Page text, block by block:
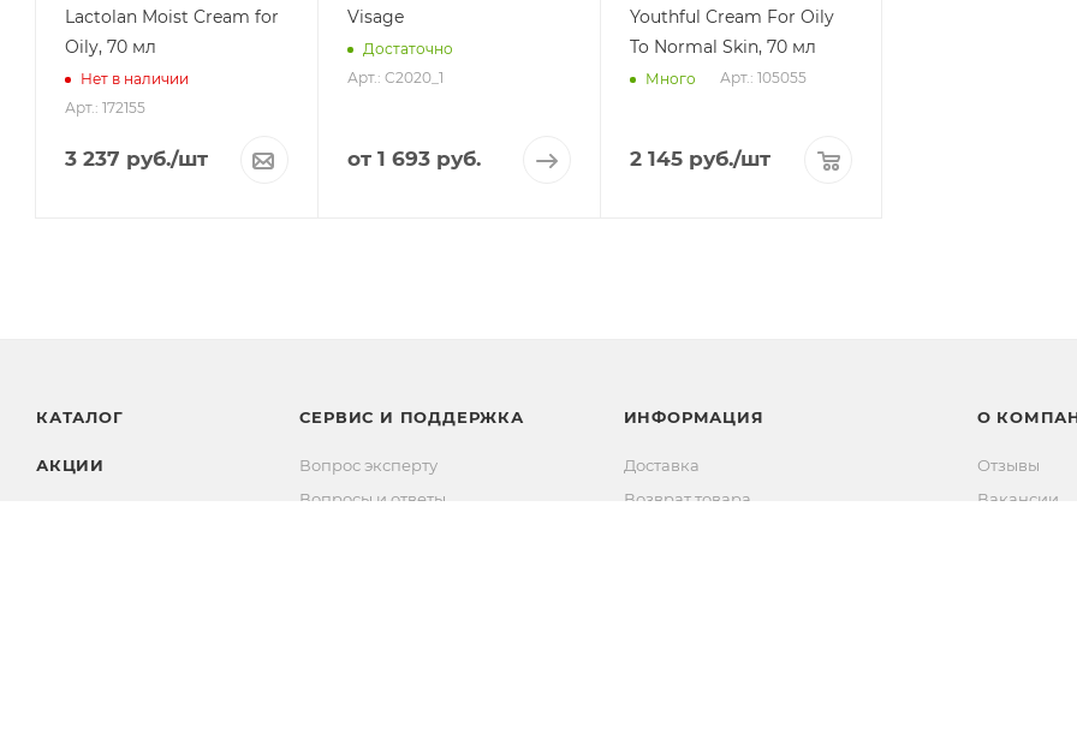
Lactolan Moist Cream for
Oily, 70 мл
Нет в наличии
Арт.: 172155
3 237 руб./шт
Visage
Достаточно
Арт.: C2020_1
от 1 693 руб.
Youthful Cream For Oily
To Normal Skin, 70 мл
Много Арт.: 105055
2 145руб./шт
КАТАЛОГ
АКЦИИ
СЕРВИС И ПОДДЕРЖКА
Вопрос эксперту
Вопросы и ответы
ИНФОРМАЦИЯ
Доставка
Возврат товара
О
Отзывы
Вакансии